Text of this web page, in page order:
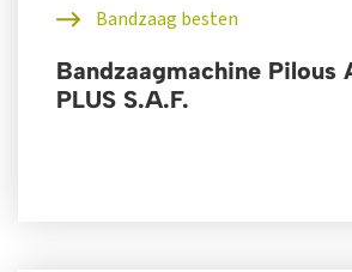
Bandzaag besten
Bandzaagmachine Pilous
PLUS S.A.F.